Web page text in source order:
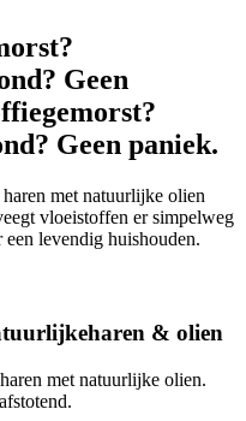
Geen
gemorst?
Geen paniek.
met natuurlijke olien
vloeistoffen er simpelweg
levendig huishouden.
haren & olien
met natuurlijke olien.